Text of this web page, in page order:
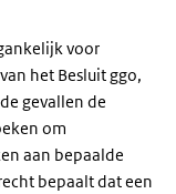
voor
het Besluitggo,
gevallen de
om
aan bepaalde
bepaalt dat een